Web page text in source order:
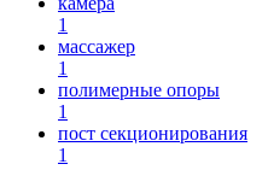
1
массажер
1
полимерные опоры
1
пост секционирования
1